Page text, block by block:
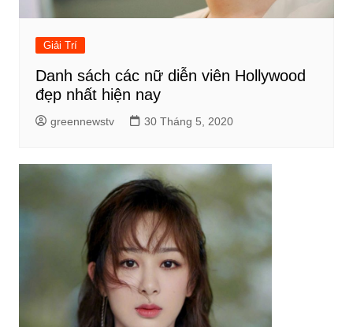
Giải Trí
Danh sách các nữ diễn viên Hollywood
đẹp nhất hiện nay
greennewstv 30 Tháng 5, 2020